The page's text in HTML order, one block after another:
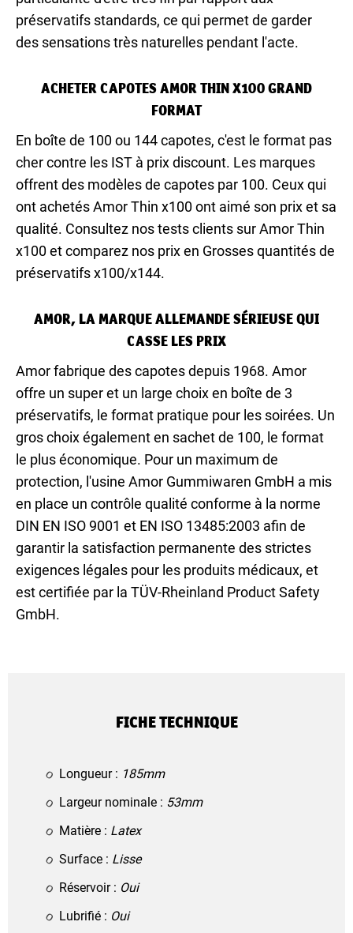
préservatifs standards, ce qui permet de garder
des sensations très naturelles pendant l'acte.
ACHETER CAPOTES AMOR THIN X100 GRAND
FORMAT
En boîte de 100 ou 144 capotes, c'est le format pas
cher contre les IST à prix discount. Les marques
offrent des modèles de capotes par 100. Ceux qui
ont achetés Amor Thin x100 ont aimé son prix et sa
qualité. Consultez nos tests clients sur Amor Thin
x100 et comparez nos prix en Grosses quantités de
préservatifs x100/x144.
AMOR, LA MARQUE ALLEMANDE SÉRIEUSE QUI
CASSE LES PRIX
Amor fabrique des capotes depuis 1968. Amor
offre un super et un large choix en boîte de 3
préservatifs, le format pratique pour les soirées. Un
gros choix également en sachet de 100, le format
le plus économique. Pour un maximum de
protection, l'usine Amor Gummiwaren GmbH a mis
en place un contrôle qualité conforme à la norme
DIN EN ISO 9001 et EN ISO 13485:2003 afin de
garantir la satisfaction permanente des strictes
exigences légales pour les produits médicaux, et
est certifiée par la TÜV-Rheinland Product Safety
GmbH.
FICHE TECHNIQUE
Longueur : 185mm
Largeur nominale : 53mm
Matière : Latex
Surface : Lisse
Réservoir : Oui
Lubrifié : Oui